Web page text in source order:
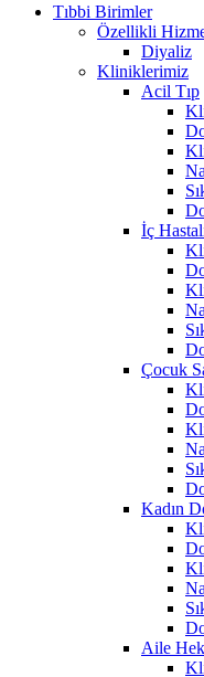
Tıbbi Birimler
Özellikli
Diyaliz
Kliniklerimiz
Acil Tıp
İç
Çocuk
Kadın
Aile